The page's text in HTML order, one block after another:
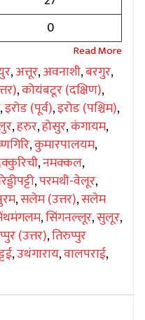
0
,अत्तूर,अवनाशी,बरगुर,
,कोयंबटूर (दक्षिण),
,इरोड (पूर्व),इरोड (पश्चिम),
,हरुर,होसुर,कंगायम,
,कुमारपालयम,
,नमक्कल,
,परमथी-वेलूर,
,सलेम (उत्तर),सलेम
,सिंगनल्लूर,सुलूर,
(उत्तर),तिरुप्पुर
,उथंगाराय,वालपराई,